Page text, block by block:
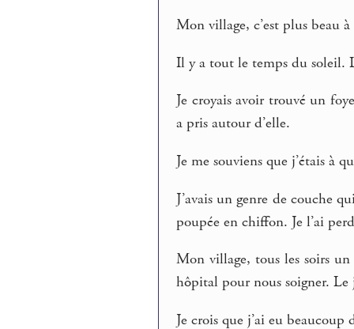
Mon village, c’est plus beau
Il y a tout le temps du soleil.
Je croyais avoir trouvé un
a pris autour d’elle.
Je me souviens que j’étais à
J’avais un genre de couche
poupée en chiffon. Je l’ai
Mon village, tous les soirs
hôpital pour nous soigner.
Je crois que j’ai eu beaucoup